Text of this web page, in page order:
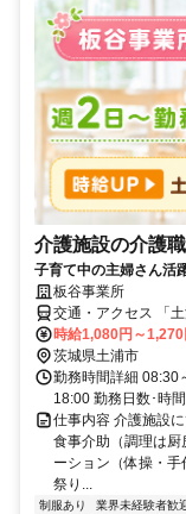
介護施設の介護職
子育て中の主婦さん活
板谷事業所
交通・アクセス 「
時給1,080円～1,270
茨城県土浦市
勤務時間詳細 08:30
18:00 勤務日数･時
仕事内容 介護施設
食事介助（調理は厨
ーション（体操・
祭り...
制服あり 業界未経験者歓